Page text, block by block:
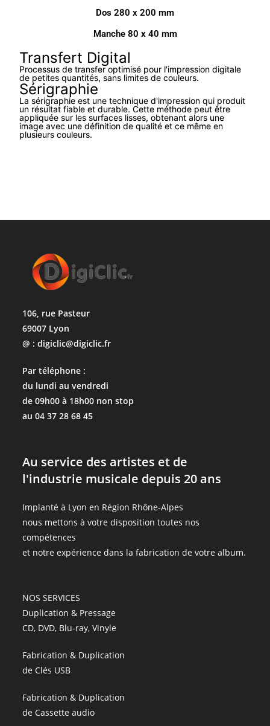
Dos 280 x 200 mm
Manche 80 x 40 mm
Transfert Digital
Processus de transfer optimisé pour l'impression digitale
de petites quantités, sans limites de couleurs.
Sérigraphie
La sérigraphie est une technique d'impression qui produit
un résultat fiable et durable. Cette méthode peut être
appliquée sur les surfaces lisses, obtenant alors une
image avec une définition de qualité et ce même en
plusieurs couleurs.
106, rue Pasteur
69007 Lyon
@ : digiclic@digiclic.fr
Par téléphone :
du lundi au vendredi
de 09h00 à 18h00 non stop
au 04 37 28 68 45
Au service des artistes et de
l'industrie musicale depuis 20 ans
Implanté à Lyon en Région Rhône-Alpes
nous mettons à votre disposition toutes nos
compétences
et notre expérience dans la fabrication de votre album.
NOS SERVICES
Duplication & Pressage
CD, DVD, Blu-ray, Vinyle
Fabrication & Duplication
de Clés USB
Fabrication & Duplication
de Cassette audio